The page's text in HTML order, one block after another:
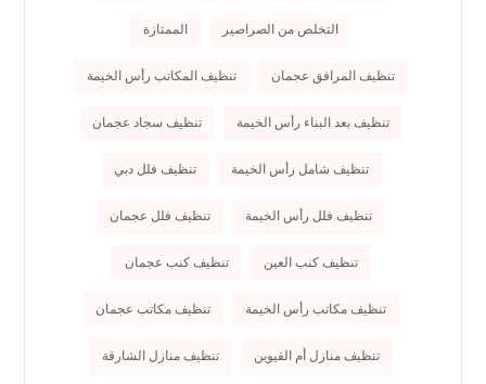
التخلص من الصراصير الممتازة
تنظيف المرافق عجمان تنظيف المكاتب رأس الخيمة
تنظيف بعد البناء رأس الخيمة تنظيف سجاد عجمان
تنظيف شامل رأس الخيمة تنظيف فلل دبي
تنظيف فلل رأس الخيمة تنظيف فلل عجمان
تنظيف كنب العين تنظيف كنب عجمان
تنظيف مكاتب رأس الخيمة تنظيف مكاتب عجمان
تنظيف منازل أم القيوين تنظيف منازل الشارقة